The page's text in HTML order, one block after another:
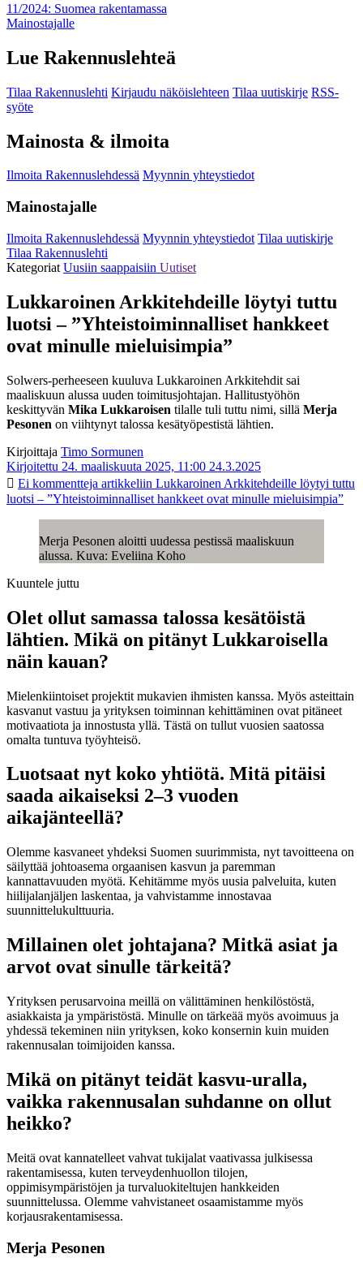
11/2024: Suomea rakentamassa
Mainostajalle
Lue Rakennuslehteä
Tilaa Rakennuslehti Kirjaudu näköislehteen Tilaa uutiskirje RSS-
syöte
Mainosta & ilmoita
Ilmoita Rakennuslehdessä Myynnin yhteystiedot
Mainostajalle
Ilmoita Rakennuslehdessä Myynnin yhteystiedot Tilaa uutiskirje
Tilaa Rakennuslehti
Kategoriat Uusiin saappaisiin Uutiset
Lukkaroinen Arkkitehdeille löytyi tuttu
luotsi – ”Yhteistoiminnalliset hankkeet
ovat minulle mieluisimpia”
Solwers-perheeseen kuuluva Lukkaroinen Arkkitehdit sai
maaliskuun alussa uuden toimitusjohtajan. Hallitustyöhön
keskittyvän Mika Lukkaroisen tilalle tuli tuttu nimi, sillä Merja
Pesonen on viihtynyt talossa kesätyöpestistä lähtien.
Kirjoittaja Timo Sormunen
Kirjoitettu 24. maaliskuuta 2025, 11:00 24.3.2025
Ei kommentteja artikkeliin Lukkaroinen Arkkitehdeille löytyi tuttu
luotsi – ”Yhteistoiminnalliset hankkeet ovat minulle mieluisimpia”
Merja Pesonen aloitti uudessa pestissä maaliskuun
alussa. Kuva: Eveliina Koho
Kuuntele juttu
Olet ollut samassa talossa kesätöistä
lähtien. Mikä on pitänyt Lukkaroisella
näin kauan?
Mielenkiintoiset projektit mukavien ihmisten kanssa. Myös asteittain
kasvanut vastuu ja yrityksen toiminnan kehittäminen ovat pitäneet
motivaatiota ja innostusta yllä. Tästä on tullut vuosien saatossa
omalta tuntuva työyhteisö.
Luotsaat nyt koko yhtiötä. Mitä pitäisi
saada aikaiseksi 2–3 vuoden
aikajänteellä?
Olemme kasvaneet yhdeksi Suomen suurimmista, nyt tavoitteena on
säilyttää johtoasema orgaanisen kasvun ja paremman
kannattavuuden myötä. Kehitämme myös uusia palveluita, kuten
hiilijalanjäljen laskentaa, ja vahvistamme innostavaa
suunnittelukulttuuria.
Millainen olet johtajana? Mitkä asiat ja
arvot ovat sinulle tärkeitä?
Yrityksen perusarvoina meillä on välittäminen henkilöstöstä,
asiakkaista ja ympäristöstä. Minulle on tärkeää myös avoimuus ja
yhdessä tekeminen niin yrityksen, koko konsernin kuin muiden
rakennusalan toimijoiden kanssa.
Mikä on pitänyt teidät kasvu-uralla,
vaikka rakennusalan suhdanne on ollut
heikko?
Meitä ovat kannatelleet vahvat tukijalat vaativassa julkisessa
rakentamisessa, kuten terveydenhuollon tilojen,
oppimisympäristöjen ja turvaluokiteltujen hankkeiden
suunnittelussa. Olemme vahvistaneet osaamistamme myös
korjausrakentamisessa.
Merja Pesonen